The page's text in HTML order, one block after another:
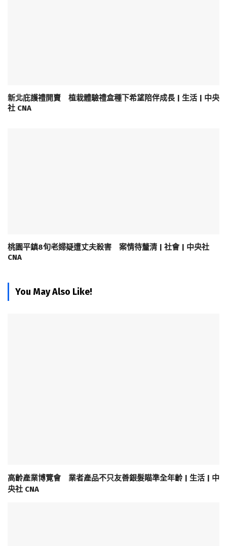
新北庇護禮開賣 植栽體驗禮盒種下希望陪伴成長 | 生活 | 中央
社 CNA
桃園平鎮8旬老婦疑遭丈夫殺害 案情待釐清 | 社會 | 中央社
CNA
You May Also Like!
高齡產業博覽會 業者產品不只友善銀髮瞄準全年齡 | 生活 | 中
央社 CNA